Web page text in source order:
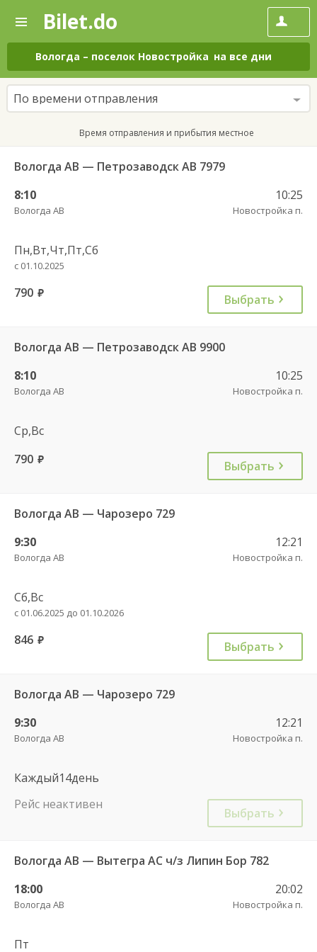
—
Поиск
и
покупка
билетов
на
автобус
онлайн
Bilet.do
Вологда – поселок Новостройка на все дни
По времени отправления
Время отправления и прибытия местное
Вологда АВ — Петрозаводск АВ 7979
8:10
Вологда АВ
10:25
Новостройка п.
Пн,Вт,Чт,Пт,Сб
с 01.10.2025
790 руб. Выбрать
Вологда АВ — Петрозаводск АВ 9900
8:10
Вологда АВ
10:25
Новостройка п.
Ср,Вс
790 руб. Выбрать
Вологда АВ — Чарозеро 729
9:30
Вологда АВ
12:21
Новостройка п.
Сб,Вс
с 01.06.2025 до 01.10.2026
846 руб. Выбрать
Вологда АВ — Чарозеро 729
9:30
Вологда АВ
12:21
Новостройка п.
Каждый14день
Рейс неактивен
Выбрать
Вологда АВ — Вытегра АС ч/з Липин Бор 782
18:00
Вологда АВ
20:02
Новостройка п.
Пт